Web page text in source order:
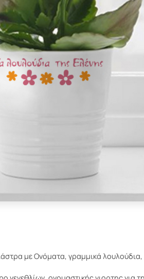
με Ονόματα, γραμμικά